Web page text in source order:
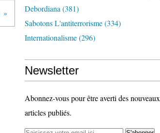
Debordiana (381)
Sabotons L'antiterrorisme(334)
Internationalisme(296)
Newsletter
Abonnez-vous pour être averti des nouveaux
articles publiés.